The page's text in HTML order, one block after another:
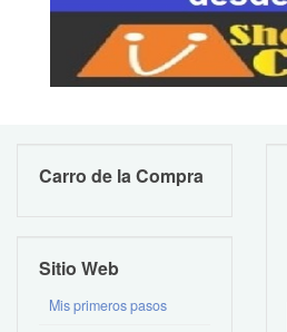
Carro de la Compra
Sitio Web
Mis primeros pasos